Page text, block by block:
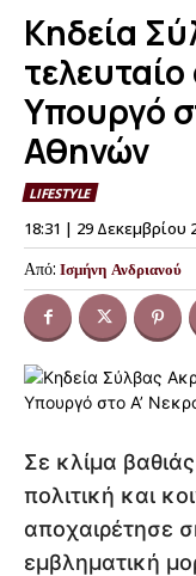
Κηδεία
Υπουργό
Αθηνών
LIFESTYLE
18:31 | 29 Δεκεμβρίου
Από: Ισμήνη Ανδριανού
Σε κλίμα
πολιτική και
αποχαιρέτησε
εμβληματική